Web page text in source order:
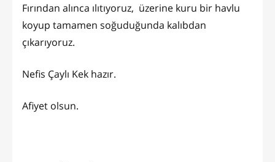
Fırından alınca ılıtıyoruz, üzerine kuru bir havlu
koyup tamamen soğuduğunda kalıbdan
çıkarıyoruz.
Nefis Çaylı Kek hazır.
Afiyet olsun.